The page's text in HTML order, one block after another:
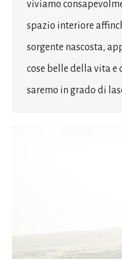
viviamo
spazio interiore
sorgente nascosta,
cose belle della vita e
saremo in grado di